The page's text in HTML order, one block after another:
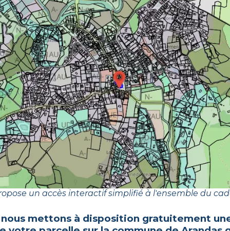
un accès interactif simplifié à l'ensemble du
mettons à disposition gratuitement